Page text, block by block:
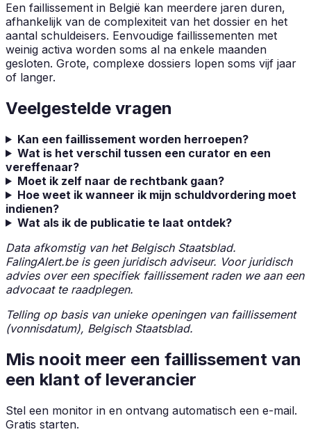
Een faillissement in België kan meerdere jaren duren,
afhankelijk van de complexiteit van het dossier en het
aantal schuldeisers. Eenvoudige faillissementen met
weinig activa worden soms al na enkele maanden
gesloten. Grote, complexe dossiers lopen soms vijf jaar
of langer.
Veelgestelde vragen
Kan een faillissement worden herroepen?
Wat is het verschil tussen een curator en een
vereffenaar?
Moet ik zelf naar de rechtbank gaan?
Hoe weet ik wanneer ik mijn schuldvordering moet
indienen?
Wat als ik de publicatie te laat ontdek?
Data afkomstig van het Belgisch Staatsblad.
FalingAlert.be is geen juridisch adviseur. Voor juridisch
advies over een specifiek faillissement raden we aan een
advocaat te raadplegen.
Telling op basis van unieke openingen van faillissement
(vonnisdatum), Belgisch Staatsblad.
Mis nooit meer een faillissement van
een klant of leverancier
Stel een monitor in en ontvang automatisch een e-mail.
Gratis starten.